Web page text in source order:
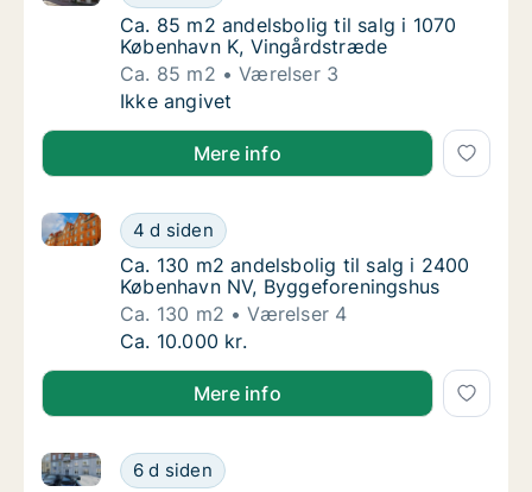
Ca. 85 m2 andelsbolig til salg i 1070
Ca. 85 m2 andelsbolig til salg i 1070
København K, Vingårdstræde
Ca. 85 m2
Værelser 3
Ca. 85 m2 andelsbolig til salg i 1070
Ikke angivet
Mere info
Ca. 130 m2 andelsbolig til salg i 2400
4 d siden
Ca. 130 m2 andelsbolig til salg i 2400 København
Ca. 130 m2 andelsbolig til salg i 2400
Ca. 130 m2 andelsbolig til salg i 2400
København NV, Byggeforeningshus
Ca. 130 m2
Værelser 4
Ca. 130 m2 andelsbolig til salg i 2400
Ca. 10.000 kr.
Mere info
Ca. 100 m2 andelsbolig til salg på 2100
6 d siden
Ca. 100 m2 andelsbolig til salg på 2100 København